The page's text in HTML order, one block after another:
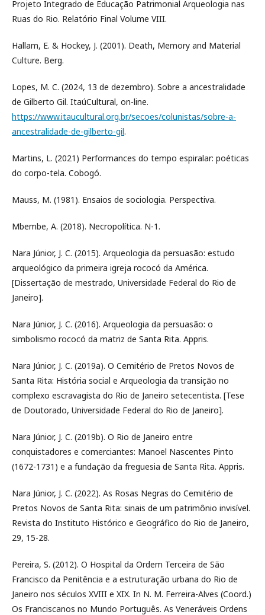
Projeto Integrado de Educação Patrimonial Arqueologia nas
Ruas do Rio. Relatório Final Volume VIII.
Hallam, E. & Hockey, J. (2001). Death, Memory and Material
Culture. Berg.
Lopes, M. C. (2024, 13 de dezembro). Sobre a ancestralidade
de Gilberto Gil. ItaúCultural, on-line.
https://www.itaucultural.org.br/secoes/colunistas/sobre-a-
ancestralidade-de-gilberto-gil.
Martins, L. (2021) Performances do tempo espiralar: poéticas
do corpo-tela. Cobogó.
Mauss, M. (1981). Ensaios de sociologia. Perspectiva.
Mbembe, A. (2018). Necropolítica. N-1.
Nara Júnior, J. C. (2015). Arqueologia da persuasão: estudo
arqueológico da primeira igreja rococó da América.
[Dissertação de mestrado, Universidade Federal do Rio de
Janeiro].
Nara Júnior, J. C. (2016). Arqueologia da persuasão: o
simbolismo rococó da matriz de Santa Rita. Appris.
Nara Júnior, J. C. (2019a). O Cemitério de Pretos Novos de
Santa Rita: História social e Arqueologia da transição no
complexo escravagista do Rio de Janeiro setecentista. [Tese
de Doutorado, Universidade Federal do Rio de Janeiro].
Nara Júnior, J. C. (2019b). O Rio de Janeiro entre
conquistadores e comerciantes: Manoel Nascentes Pinto
(1672-1731) e a fundação da freguesia de Santa Rita. Appris.
Nara Júnior, J. C. (2022). As Rosas Negras do Cemitério de
Pretos Novos de Santa Rita: sinais de um patrimônio invisível.
Revista do Instituto Histórico e Geográfico do Rio de Janeiro,
29, 15-28.
Pereira, S. (2012). O Hospital da Ordem Terceira de São
Francisco da Penitência e a estruturação urbana do Rio de
Janeiro nos séculos XVIII e XIX. In N. M. Ferreira-Alves (Coord.)
Os Franciscanos no Mundo Português. As Veneráveis Ordens